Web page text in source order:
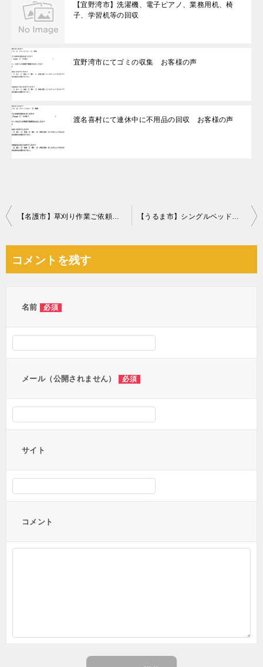
【宜野湾市】洗濯機、電子ピアノ、業務用机、椅
子、学習机等の回収
宜野湾市にてゴミの収集 お客様の声
渡名喜村にて連休中に不用品の回収 お客様の声
投
ビ
【名護市】草刈り作業ご依頼 お客様の声 【うるま市】シングルベッドマットレスの回収・処分ご依頼
コメントを残す
名前 必須
メール（公開されません） 必須
サイト
コメント